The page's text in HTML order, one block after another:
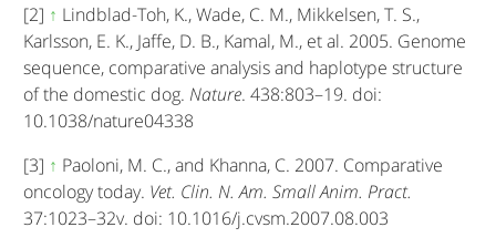
[2] ↑ Lindblad-Toh, K., Wade, C. M., Mikkelsen, T. S.,
Karlsson, E. K., Jaffe, D. B., Kamal, M., et al. 2005. Genome
sequence, comparative analysis and haplotype structure
of the domestic dog.Nature. 438:803–19. doi:
10.1038/nature04338
[3] ↑ Paoloni, M. C., and Khanna, C. 2007. Comparative
oncology today.Vet. Clin. N. Am. Small Anim. Pract.
37:1023–32v. doi: 10.1016/j.cvsm.2007.08.003